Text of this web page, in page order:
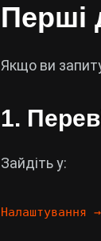
Перші
Якщо ви
1.
Зайдіть у:
Налаштування